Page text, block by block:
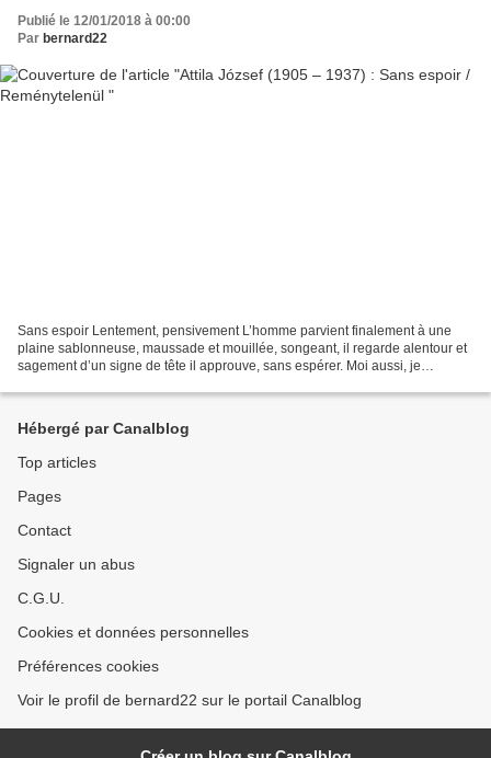
Publié le 12/01/2018 à 00:00
Par bernard22
Sans espoir Lentement, pensivement L’homme parvient finalement à une
plaine sablonneuse, maussade et mouillée, songeant, il regarde alentour et
sagement d’un signe de tête il approuve, sans espérer. Moi aussi, je
Hébergé par Canalblog
Top articles
Pages
Contact
Signaler un abus
C.G.U.
Cookies et données personnelles
Préférences cookies
Voir le profil de bernard22 sur le portail Canalblog